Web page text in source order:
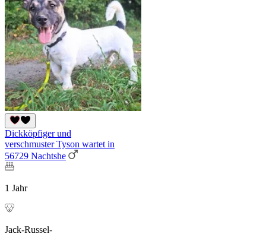
Dickköpfiger und
verschmuster Tyson wartet in
56729 Nachtshe
1 Jahr
Jack-Russel-